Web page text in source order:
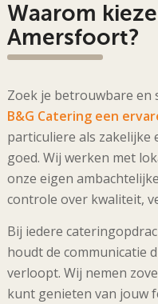
Waarom
Amersfoort?
Zoek je betrouwbare en
B&G Catering een
particuliere als zakelijke
goed. Wij werken met
onze eigen
controle over kwaliteit,
Bij iedere
houdt de communicatie
verloopt. Wij nemen
kunt genieten van jouw